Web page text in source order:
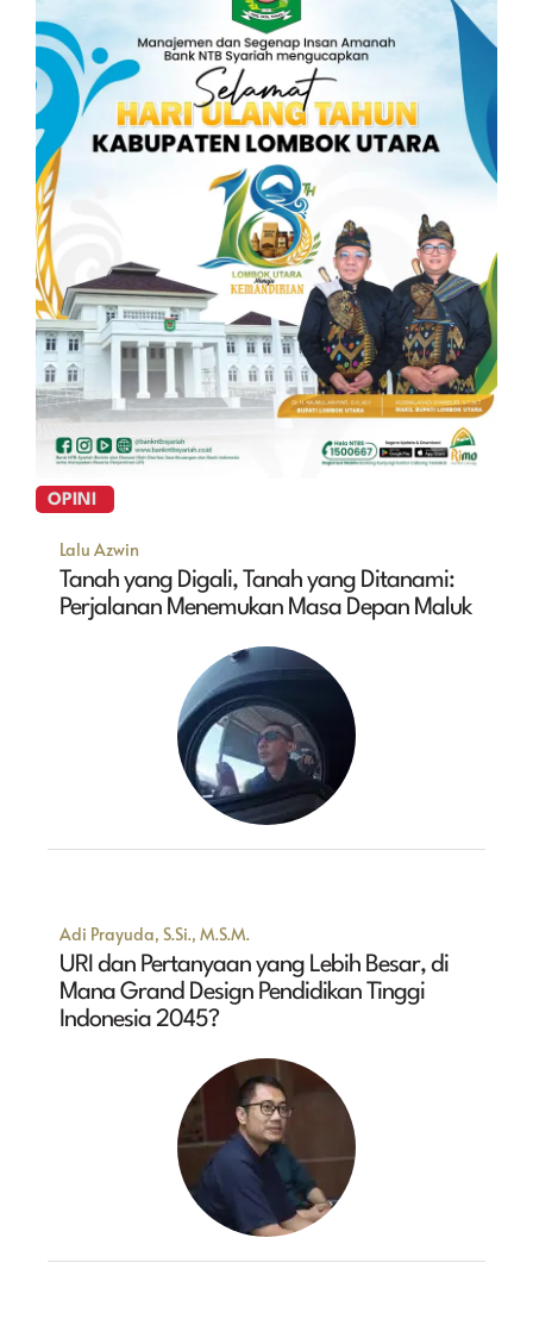
OPINI
Lalu Azwin
Tanah yang Digali, Tanah yang Ditanami:
Perjalanan Menemukan Masa Depan Maluk
Adi Prayuda, S.Si., M.S.M.
URI dan Pertanyaan yang Lebih Besar, di
Mana Grand Design Pendidikan Tinggi
Indonesia 2045?